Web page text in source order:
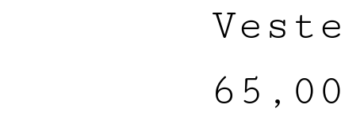
Veste
65,00